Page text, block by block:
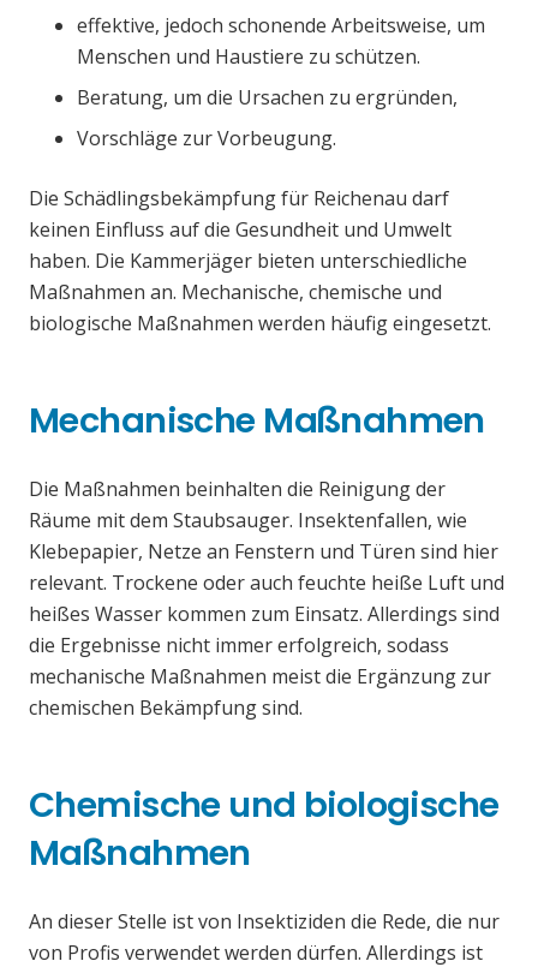
effektive, jedoch schonende Arbeitsweise, um
Menschen und Haustiere zu schützen.
Beratung, um die Ursachen zu ergründen,
Vorschläge zur Vorbeugung.
Die Schädlingsbekämpfung für Reichenau darf
keinen Einfluss auf die Gesundheit und Umwelt
haben. Die Kammerjäger bieten unterschiedliche
Maßnahmen an. Mechanische, chemische und
biologische Maßnahmen werden häufig eingesetzt.
Mechanische Maßnahmen
Die Maßnahmen beinhalten die Reinigung der
Räume mit dem Staubsauger. Insektenfallen, wie
Klebepapier, Netze an Fenstern und Türen sind hier
relevant. Trockene oder auch feuchte heiße Luft und
heißes Wasser kommen zum Einsatz. Allerdings sind
die Ergebnisse nicht immer erfolgreich, sodass
mechanische Maßnahmen meist die Ergänzung zur
chemischen Bekämpfung sind.
Chemische und biologische
Maßnahmen
An dieser Stelle ist von Insektiziden die Rede, die nur
von Profis verwendet werden dürfen. Allerdings ist